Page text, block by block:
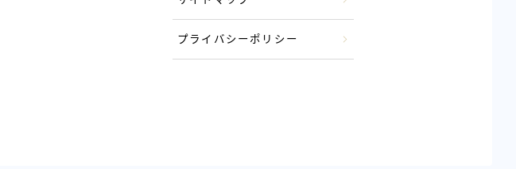
プライバシーポリシー